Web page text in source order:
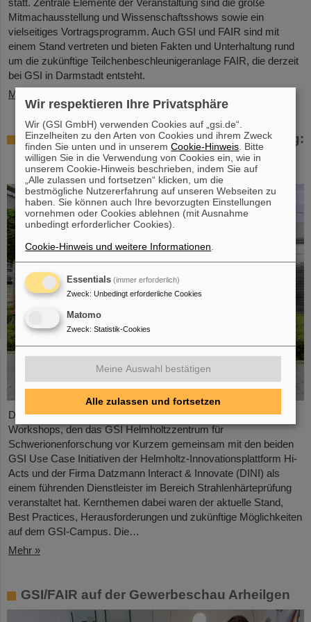
statt. Zentrale Elemente der Veranstaltung sind die große
Mitmachausstellung und Wissenschaftsshows sowie ein
vielseitiges Vortragsprogramm. Auch GSI und FAIR sind mit
einem Stand vertreten und bieten Fakten und Unterhaltung rund
um die zukünftige Teilchenbeschleunigeranlage FAIR, die derzeit
bei GSI in Darmstadt entsteht.
Mehr »
Workshop bei GSI zur Strahlenhärteprüfung:
Bedürfnisse von Forschung und Industrie
im Blick
Das Thema Strahlenhärteprüfung stand im Mittelpunkt eines
Workshops, den das GSI Helmholtzzentrum für
Schwerionenforschung vor Kurzem gemeinsam mit den beiden
GSI Use Case Initiativen der Helmholtz-Innovationsplattform Hi-
Acts und der Firma Datzmann Interact & Innovate (DINI) als
einem führenden Dienstleister im Bereich Strahlenhärteprüfung
veranstaltet hat. Kernthemen dabei waren der aktuelle Stand,
Best Practices, Herausforderungen und zukünftige Möglichkeiten
auf dem GSI-Campus. Die…
Mehr »
GSI/FAIR auf der Gewerbeschau Arheilgen
Wir respektieren Ihre Privatsphäre
Wir (GSI GmbH) verwenden Cookies auf „gsi.de“.
Einzelheiten zu den Arten von Cookies und ihrem Zweck
finden Sie unten und in unseremCookie-Hinweis . Bitte
willigen Sie in die Verwendung von Cookies ein, wie in
unserem Cookie-Hinweis beschrieben, indem Sie auf
„Alle zulassen und fortsetzen“ klicken, um die
bestmögliche Nutzererfahrung auf unseren Webseiten zu
haben. Sie können auch Ihre bevorzugten Einstellungen
vornehmen oder Cookies ablehnen (mit Ausnahme
unbedingt erforderlicher Cookies).
Cookie-Hinweis und weitere Informationen
Essentials (immer erforderlich)
Zweck: Unbedingt erforderliche Cookies
Matomo
Zweck: Statistik-Cookies
Meine Auswahl bestätigen
Alle zulassen und fortsetzen